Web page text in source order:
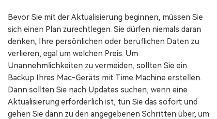
Bevor Sie mit der Aktualisierung beginnen, müssen Sie
sich einen Plan zurechtlegen. Sie dürfen niemals daran
denken, Ihre persönlichen oder beruflichen Daten zu
verlieren, egal um welchen Preis. Um
Unannehmlichkeiten zu vermeiden, sollten Sie ein
Backup Ihres Mac-Geräts mit Time Machine erstellen.
Dann sollten Sie nach Updates suchen, wenn eine
Aktualisierung erforderlich ist, tun Sie das sofort und
gehen Sie dann zu den angegebenen Schritten über, um